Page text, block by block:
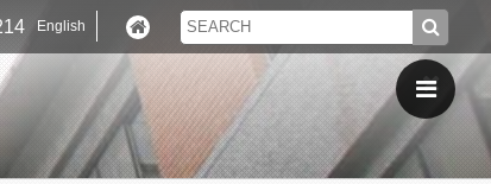
English